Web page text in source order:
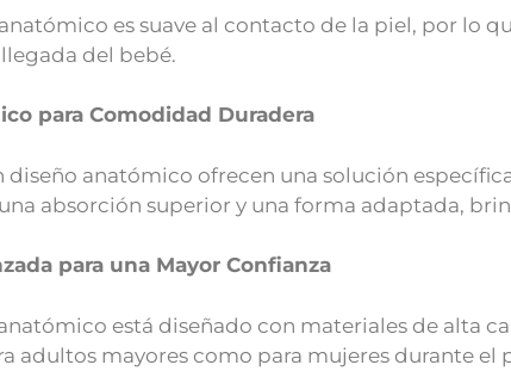
es suave al contacto de la piel, por lo
del bebé.
para Comodidad Duradera
diseño anatómico ofrecen una solución
absorción superior y una forma adaptada,
para una Mayor Confianza
está diseñado con materiales de alta
adultos mayores como para mujeres durante